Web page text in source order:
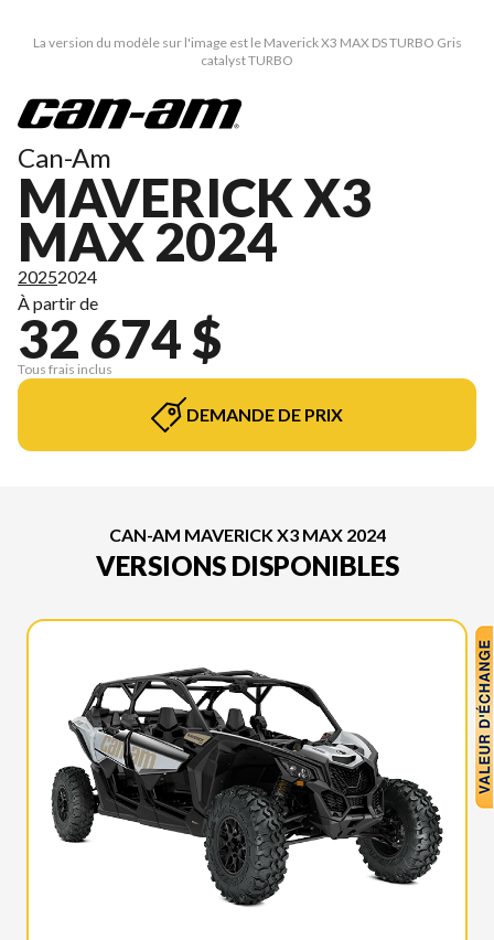
La version du modèle sur l'image est le Maverick X3 MAX DS TURBO Gris
catalyst TURBO
Can-Am
MAVERICK X3
MAX 2024
20252024
À partir de
32 674 $
Tous frais inclus
DEMANDE DE PRIX
CAN-AM MAVERICK X3 MAX 2024
VERSIONS DISPONIBLES